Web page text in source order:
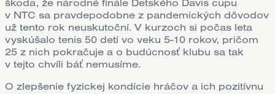
v NTC sa pravdepodobne z pandemických dôvodov
už tento rok neuskutoční. V kurzoch si počas leta
vyskúšalo tenis 50 detí vo veku 5-10 rokov, pričom
25 z nich pokračuje a o budúcnosť klubu sa tak
v tejto chvíli báť nemusíme.
O zlepšenie fyzickej kondície hráčov a ich pozitívnu